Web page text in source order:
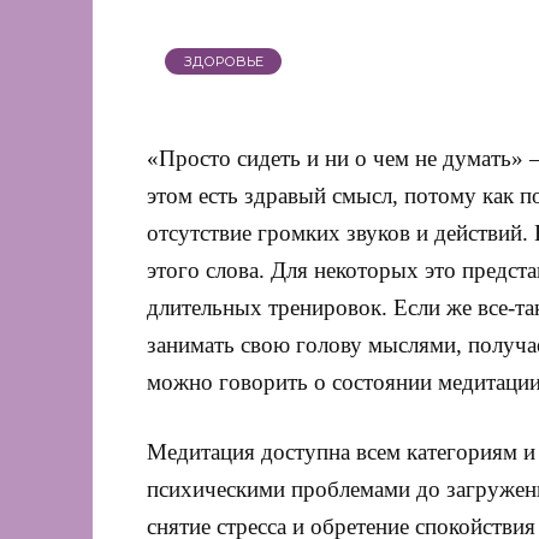
ЗДОРОВЬЕ
«Просто сидеть и ни о чем не
этом есть здравый смысл, потому как
отсутствие громких звуков и
этого слова. Для некоторых это
длительных тренировок. Если же все-
занимать свою голову мыслями,
можно говорить о состоянии
Медитация доступна всем категориям
психическими проблемами до
снятие стресса и обретение